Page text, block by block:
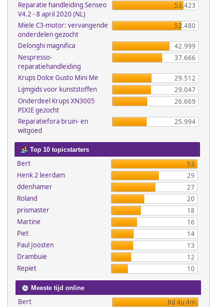
Reparatie handleiding Senseo
V4.2 - 8 april 2020 (NL)
53.423
Miele C3-motor: vervangende
onderdelen gezocht
52.480
Delonghi magnifica
42.999
Nespresso-
reparatiehandleiding
37.666
Krups Dolce Gusto Mini Me
29.512
Lijmgids voor kunststoffen
29.047
Onderdeel Krups XN3005
PIXIE gezocht
26.669
Reparatiefora bruin- en
witgoed
25.994
Top 10 topicstarters
Bert
53
Henk 2 leerdam
29
ddenhamer
27
Roland
20
prismaster
18
Martine
16
Piet
14
Paul Joosten
13
Drambuie
12
Repiet
10
Meeste tijd online
Bert
8d 4u 4m